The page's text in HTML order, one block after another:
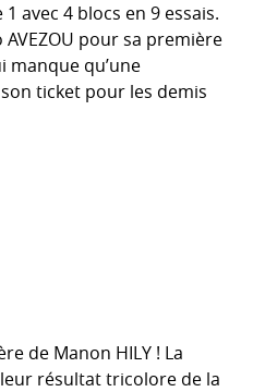
avec 4 blocs en 9 essais.
pour sa première
manque qu’une
ticket pour les demis
de Manon HILY ! La
résultat tricolore de la